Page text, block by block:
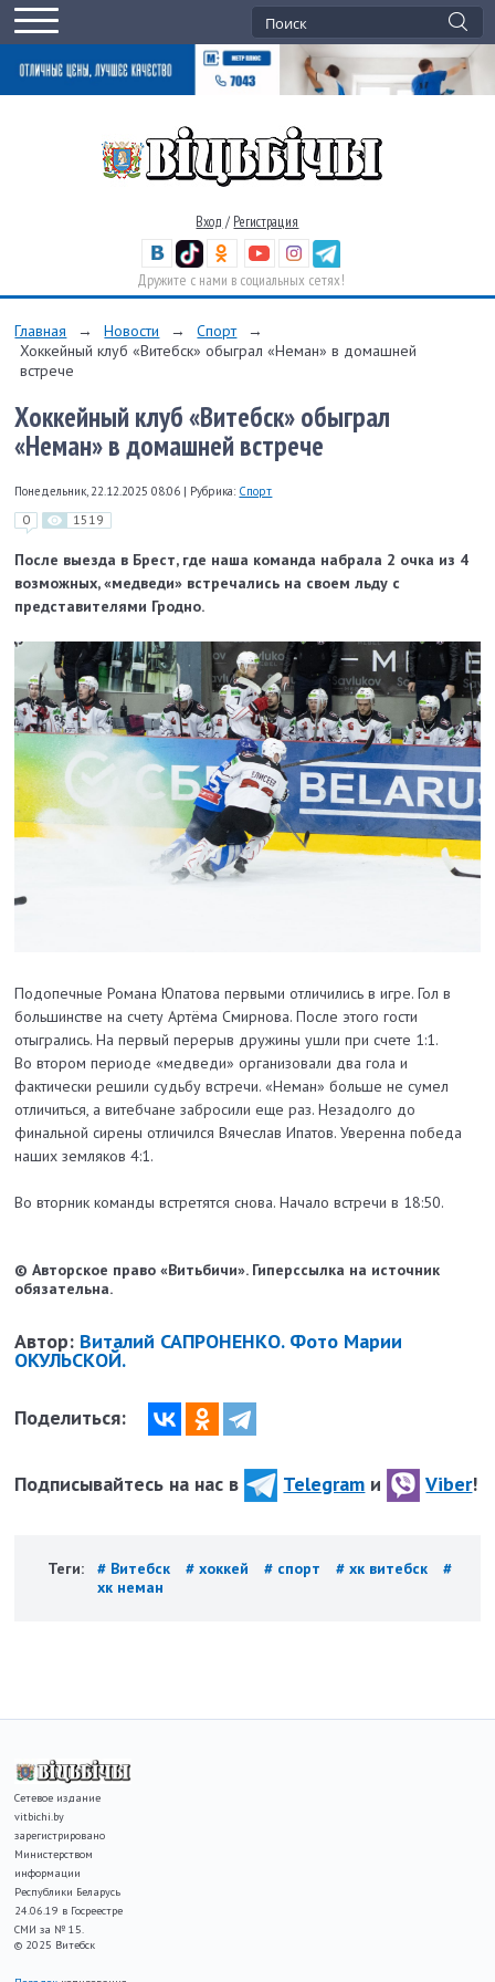
Вход / Регистрация
Дружите с нами в социальных сетях!
Главная → Новости → Спорт
→
Хоккейный клуб «Витебск» обыграл «Неман» в домашней
встрече
Хоккейный клуб «Витебск» обыграл
«Неман» в домашней встрече
Понедельник, 22.12.2025 08:06 | Рубрика: Спорт
0 1519
После выезда в Брест, где наша команда набрала 2 очка из 4
возможных, «медведи» встречались на своем льду с
представителями Гродно.
Подопечные Романа Юпатова первыми отличились в игре. Гол в
большинстве на счету Артёма Смирнова. После этого гости
отыгрались. На первый перерыв дружины ушли при счете 1:1.
Во втором периоде «медведи» организовали два гола и
фактически решили судьбу встречи. «Неман» больше не сумел
отличиться, а витебчане забросили еще раз. Незадолго до
финальной сирены отличился Вячеслав Ипатов. Уверенна победа
наших земляков 4:1.
Во вторник команды встретятся снова. Начало встречи в 18:50.
© Авторское право «Витьбичи». Гиперссылка на источник
обязательна.
Автор: Виталий САПРОНЕНКО. Фото Марии
ОКУЛЬСКОЙ.
Поделиться:
Подписывайтесь на нас в Telegram и Viber!
Теги: # Витебск # хоккей # спорт # хк витебск
#
хк неман
Сетевое издание
vitbichi.by
зарегистрировано
Министерством
информации
Республики Беларусь
24.06.19 в Госреестре
СМИ за № 15.
© 2025 Витебск